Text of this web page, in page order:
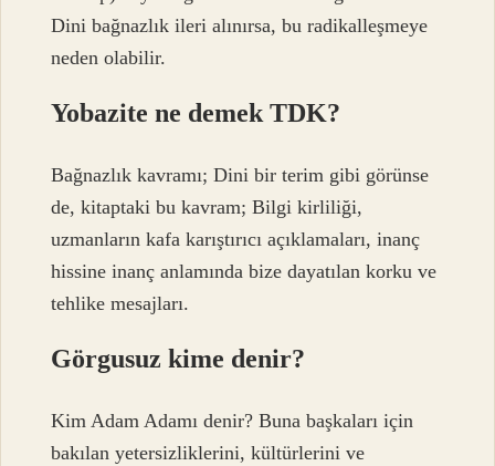
Dini bağnazlık ileri alınırsa, bu radikalleşmeye
neden olabilir.
Yobazite ne demek TDK?
Bağnazlık kavramı; Dini bir terim gibi görünse
de, kitaptaki bu kavram; Bilgi kirliliği,
uzmanların kafa karıştırıcı açıklamaları, inanç
hissine inanç anlamında bize dayatılan korku ve
tehlike mesajları.
Görgusuz kime denir?
Kim Adam Adamı denir? Buna başkaları için
bakılan yetersizliklerini, kültürlerini ve